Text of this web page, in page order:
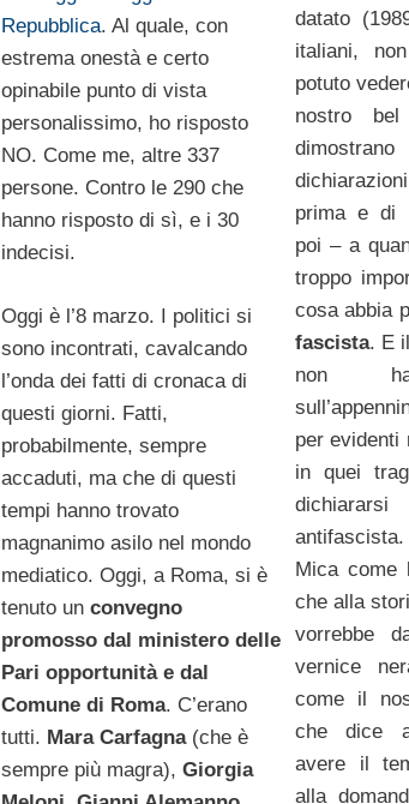
Repubblica. Al quale, con
estrema onestà e certo
opinabile punto di vista
personalissimo, ho risposto
NO. Come me, altre 337
persone. Contro le 290 che
hanno risposto di sì, e i 30
indecisi.
Oggi è l’8 marzo. I politici si
sono incontrati, cavalcando
l’onda dei fatti di cronaca di
questi giorni. Fatti,
probabilmente, sempre
accaduti, ma che di questi
tempi hanno trovato
magnanimo asilo nel mondo
mediatico. Oggi, a Roma, si è
tenuto un convegno
promosso dal ministero delle
Pari opportunità e dal
Comune di Roma. C’erano
tutti. Mara Carfagna (che è
sempre più magra), Giorgia
datato
italiani,
potuto
nostro
prima e di
poi – a
troppo
cosa abbia
fascista. E
non ha
per evidenti
in quei
antifascista.
Mica come
che alla
vorrebbe
vernice
come il
che dice
avere il
alla